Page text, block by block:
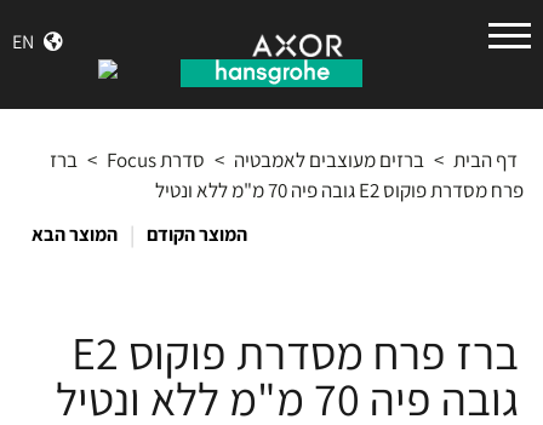
EN
גרואה
דף הבית > ברזים מעוצבים לאמבטיה > סדרת Focus > ברז
פרח מסדרת פוקוס E2 גובה פיה 70 מ"מ ללא ונטיל
המוצר הקודם | המוצר הבא
ברז פרח מסדרת פוקוס E2
גובה פיה 70 מ"מ ללא ונטיל